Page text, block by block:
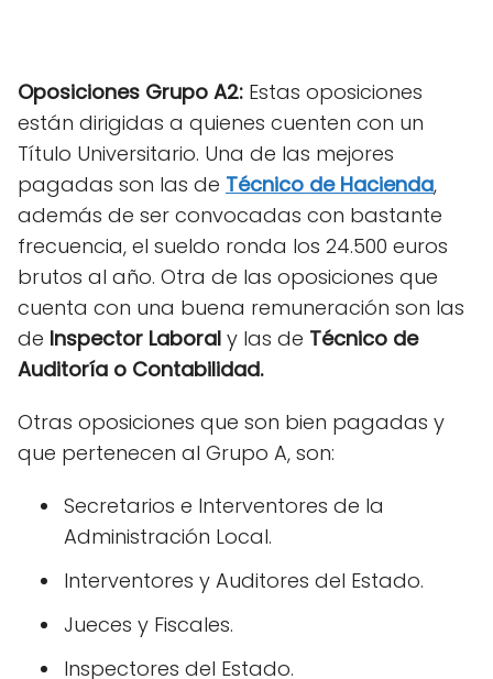
Oposiciones Grupo A2: Estas oposiciones
están dirigidas a quienes cuenten con un
Título Universitario. Una de las mejores
pagadas son las de Técnico de Hacienda,
además de ser convocadas con bastante
frecuencia, el sueldo ronda los 24.500 euros
brutos al año. Otra de las oposiciones que
cuenta con una buena remuneración son las
de Inspector Laboral y las de Técnico de
Auditoría o Contabilidad.
Otras oposiciones que son bien pagadas y
que pertenecen al Grupo A, son:
Secretarios e Interventores de la
Administración Local.
Interventores y Auditores del Estado.
Jueces y Fiscales.
Inspectores del Estado.